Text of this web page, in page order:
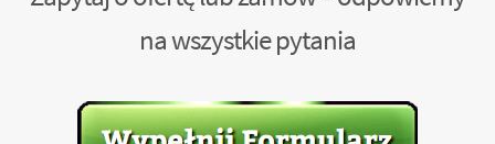
na wszystkie pytania